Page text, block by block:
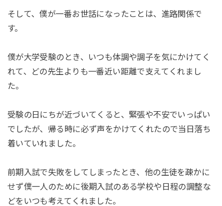
そして、僕が一番お世話になったことは、進路関係で
す。
僕が大学受験のとき、いつも体調や調子を気にかけてく
れて、どの先生よりも一番近い距離で支えてくれまし
た。
受験の日にちが近づいてくると、緊張や不安でいっぱい
でしたが、帰る時に必ず声をかけてくれたので当日落ち
着いていれました。
前期入試で失敗をしてしまったとき、他の生徒を疎かに
せず僕一人のために後期入試のある学校や日程の調整な
どをいつも考えてくれました。